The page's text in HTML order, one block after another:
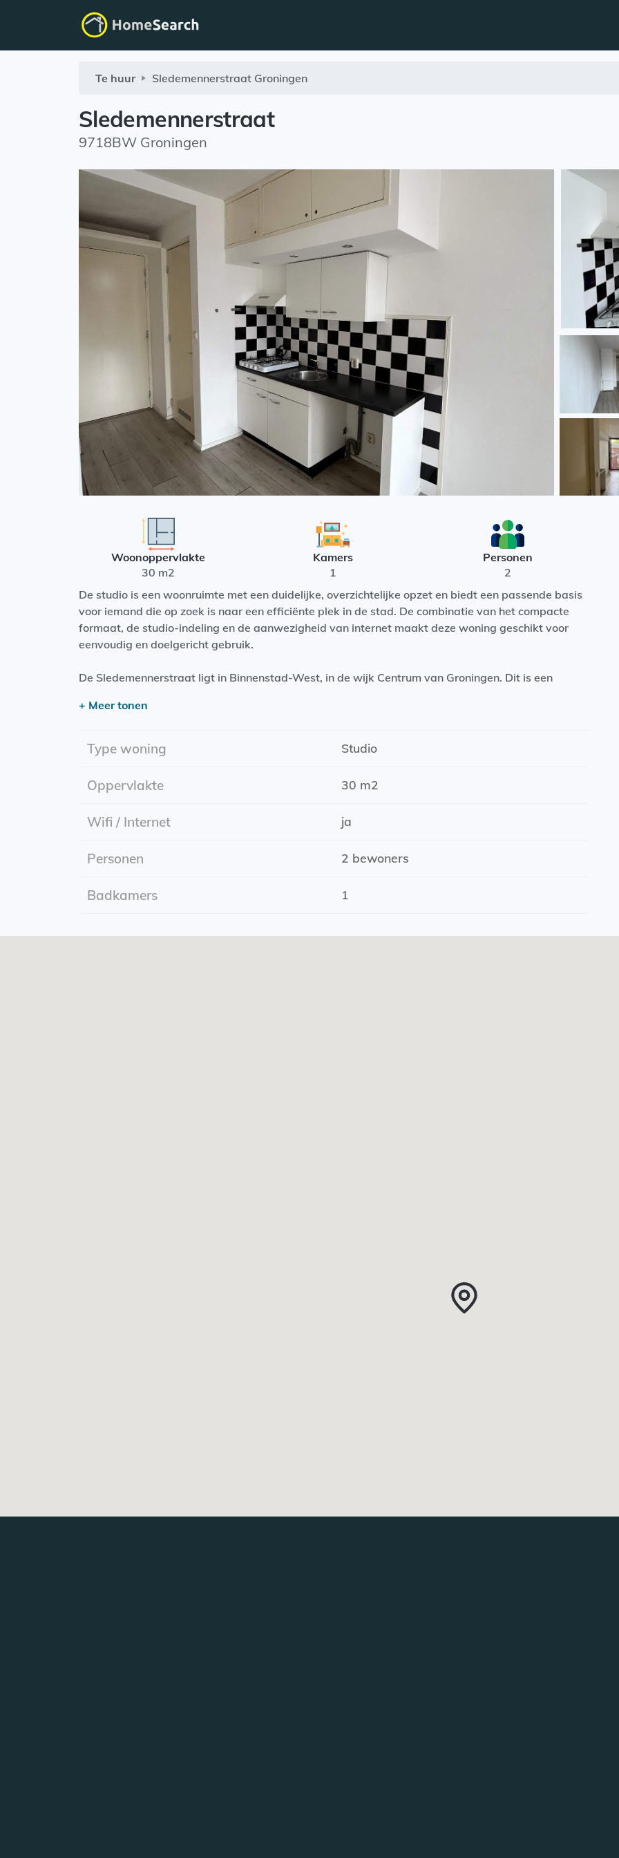
Te huur Sledemennerstraat Groningen
Sledemennerstraat
9718BW Groningen
Woonoppervlakte
30 m2
Kamers
1
Personen
2
De studio is een woonruimte met een duidelijke, overzichtelijke opzet en biedt een passende basis
voor iemand die op zoek is naar een efficiënte plek in de stad. De combinatie van het compacte
formaat, de studio-indeling en de aanwezigheid van internet maakt deze woning geschikt voor
eenvoudig en doelgericht gebruik.
De Sledemennerstraat ligt in Binnenstad-West, in de wijk Centrum van Groningen. Dit is een
bebouwing en een mix van wonen en commerciële functies samenkomen.
In de directe omgeving bevinden zich voorzieningen voor het dagelijks leven, waaronder
supermarkten op loopafstand. Ook onderwijs en zorgvoorzieningen liggen in de buurt. Het
hoofdstation van Groningen is goed bereikbaar,...
+ Meer tonen
Type woning Studio
Oppervlakte 30 m2
Wifi / Internet ja
Personen 2 bewoners
Badkamers 1